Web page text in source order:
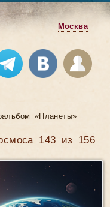
Москва
«Планеты»
143 из 156